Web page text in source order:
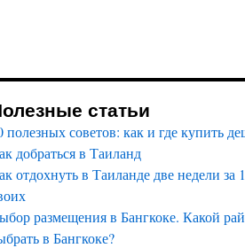
статьи
полезных советов: как и где купить
добраться в Таиланд
отдохнуть в Таиланде две недели за
размещения в Бангкоке. Какой
в Бангкоке?